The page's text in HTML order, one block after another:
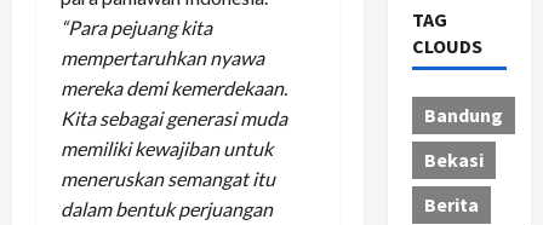
“Para pejuang kita
mempertaruhkan nyawa
mereka demi kemerdekaan.
Kita sebagai generasi muda
memiliki kewajiban untuk
meneruskan semangat itu
dalam bentuk perjuangan
TAG
CLOUDS
Bandung
Bekasi
Berita